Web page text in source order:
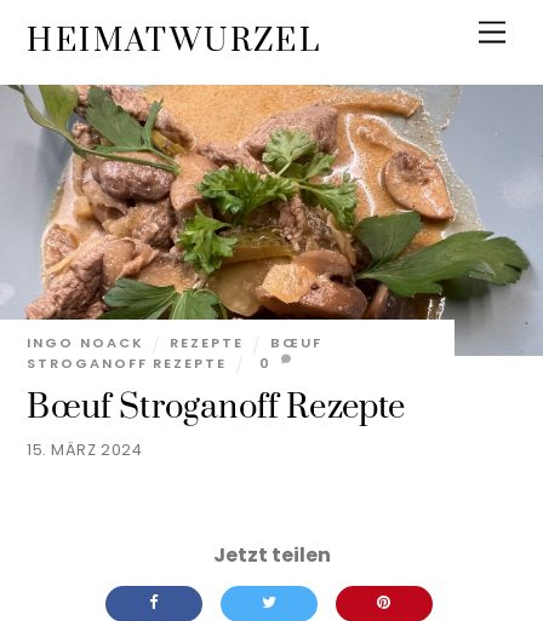
content
HEIMATWURZEL
15. MÄRZ 2024
Bœuf Stroganoff Rezepte
INGO NOACK REZEPTE
BŒUF
STROGANOFF REZEPTE
0